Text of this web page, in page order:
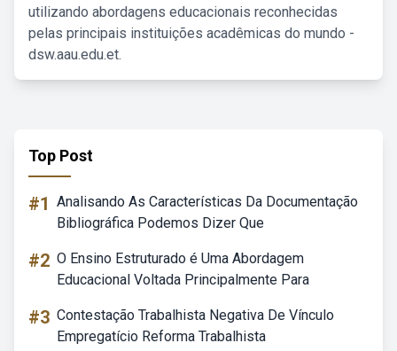
utilizando abordagens educacionais reconhecidas
pelas principais instituições acadêmicas do mundo -
dsw.aau.edu.et.
Top Post
#1 Analisando As Características Da Documentação
Bibliográfica Podemos Dizer Que
#2 O Ensino Estruturado é Uma Abordagem
Educacional Voltada Principalmente Para
#3 Contestação Trabalhista Negativa De Vínculo
Empregatício Reforma Trabalhista